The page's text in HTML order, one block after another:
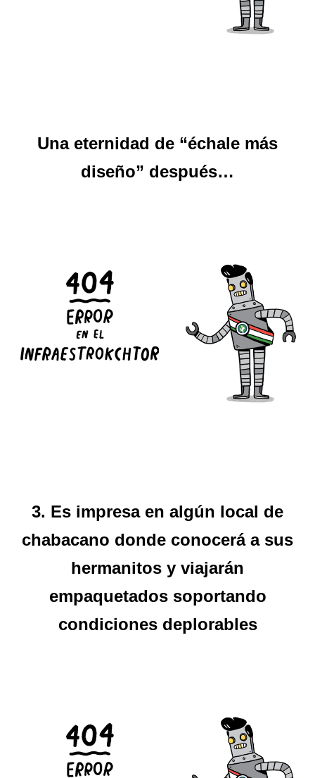
Una eternidad de “échale más
diseño” después…
3. Es impresa en algún local de
chabacano donde conocerá a sus
hermanitos y viajarán
empaquetados soportando
condiciones deplorables